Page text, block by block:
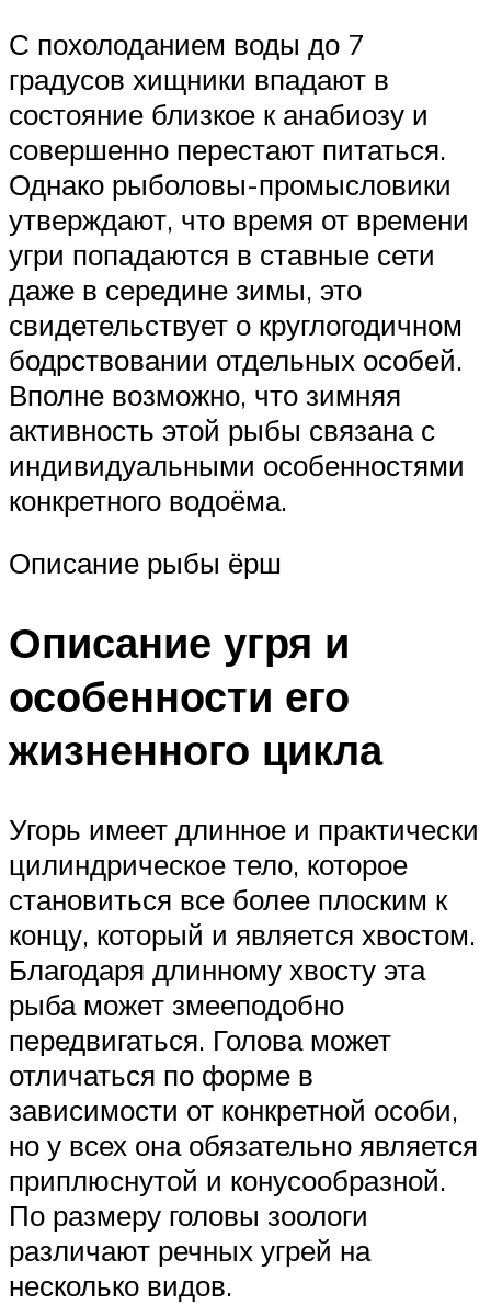
С похолоданием воды до 7
градусов хищники впадают в
состояние близкое к анабиозу и
совершенно перестают питаться.
Однако рыболовы-промысловики
утверждают, что время от времени
угри попадаются в ставные сети
даже в середине зимы, это
свидетельствует о круглогодичном
бодрствовании отдельных особей.
Вполне возможно, что зимняя
активность этой рыбы связана с
индивидуальными особенностями
конкретного водоёма.
Описание рыбы ёрш
Описание угря и
особенности его
жизненного цикла
Угорь имеет длинное и практически
цилиндрическое тело, которое
становиться все более плоским к
концу, который и является хвостом.
Благодаря длинному хвосту эта
рыба может змееподобно
передвигаться. Голова может
отличаться по форме в
зависимости от конкретной особи,
но у всех она обязательно является
приплюснутой и конусообразной.
По размеру головы зоологи
различают речных угрей на
несколько видов.